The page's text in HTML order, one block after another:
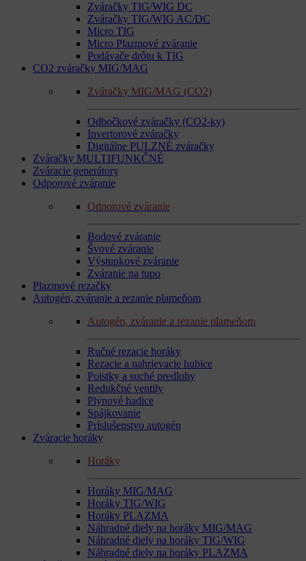
Zváračky TIG/WIG DC
Zváračky TIG/WIG AC/DC
Micro TIG
Micro Plazmové zváranie
Podávače drôtu k TIG
CO2 zváračky MIG/MAG
Zváračky MIG/MAG (CO2)
Odbočkové zváračky (CO2-ky)
Invertorové zváračky
Digitálne PULZNÉ zváračky
Zváračky MULTIFUNKČNÉ
Zváracie generátory
Odporové zváranie
Odporové zváranie
Bodové zváranie
Švové zváranie
Výstupkové zváranie
Zváranie na tupo
Plazmové rezačky
Autogén, zváranie a rezanie plameňom
Autogén, zváranie a rezanie plameňom
Ručné rezacie horáky
Rezacie a nahrievacie hubice
Poistky a suché predlohy
Redukčné ventily
Plynové hadice
Spájkovanie
Príslušenstvo autogén
Zváracie horáky
Horáky
Horáky MIG/MAG
Horáky TIG/WIG
Horáky PLAZMA
Náhradné diely na horáky MIG/MAG
Náhradné diely na horáky TIG/WIG
Náhradné diely na horáky PLAZMA